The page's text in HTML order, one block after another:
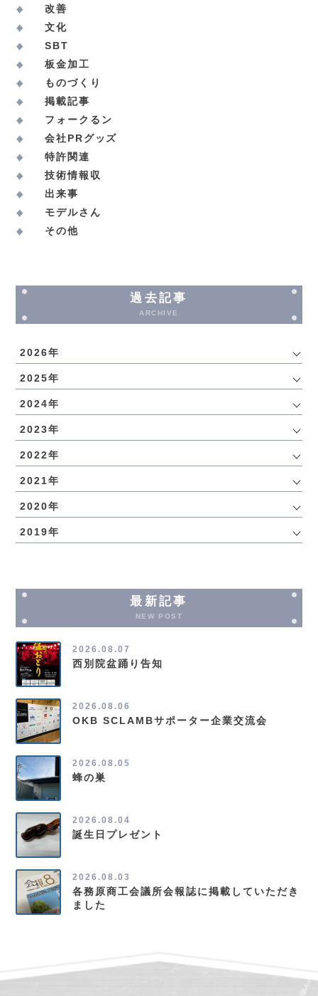
改善
文化
SBT
板金加工
ものづくり
掲載記事
フォークるン
会社PRグッズ
特許関連
技術情報収
出来事
モデルさん
その他
過去記事
ARCHIVE
2026年
2025年
2024年
2023年
2022年
2021年
2020年
2019年
最新記事
NEW POST
2026.08.07
西別院盆踊り告知
2026.08.06
OKB SCLAMBサポーター企業交流会
2026.08.05
蜂の巣
2026.08.04
誕生日プレゼント
2026.08.03
各務原商工会議所会報誌に掲載していただき
ました